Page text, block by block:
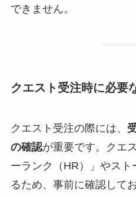
できません。
クエスト受注時に必要
クエスト受注の際には、
の確認が重要です。クエ
ーランク（HR）」やス
るため、事前に確認して